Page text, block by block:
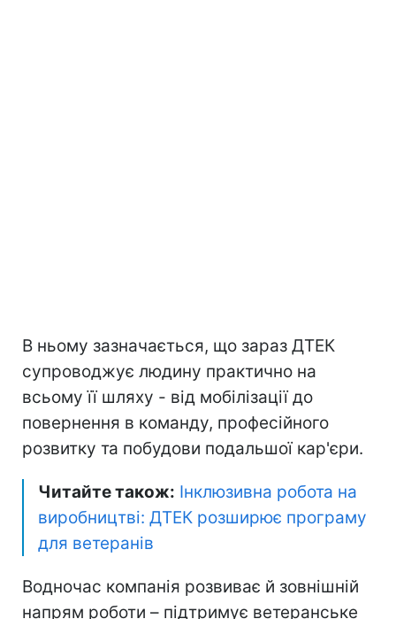
В ньому зазначається, що зараз ДТЕК
супроводжує людину практично на
всьому її шляху - від мобілізації до
повернення в команду, професійного
розвитку та побудови подальшої кар'єри.
Читайте також: Інклюзивна робота на
виробництві: ДТЕК розширює програму
для ветеранів
Водночас компанія розвиває й зовнішній
напрям роботи – підтримує ветеранське